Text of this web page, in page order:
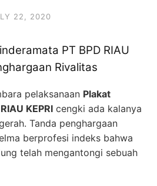
22, 2020
PT BPD RIAU
Rivalitas
pelaksanaan Plakat
KEPRI cengki ada kalanya
Tanda penghargaan
berprofesi indeks bahwa
telah mengantongi sebuah